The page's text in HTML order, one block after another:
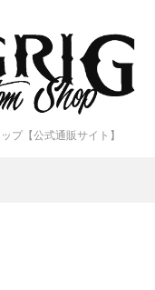
プ【公式通販サイト】